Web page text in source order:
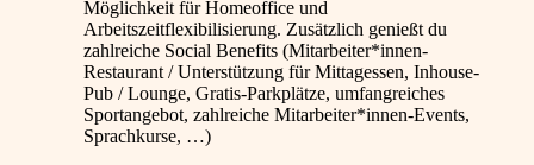
Möglichkeit für Homeoffice und
Arbeitszeitflexibilisierung. Zusätzlich genießt du
zahlreiche Social Benefits (Mitarbeiter*innen-
Restaurant / Unterstützung für Mittagessen, Inhouse-
Pub / Lounge, Gratis-Parkplätze, umfangreiches
Sportangebot, zahlreiche Mitarbeiter*innen-Events,
Sprachkurse, …)